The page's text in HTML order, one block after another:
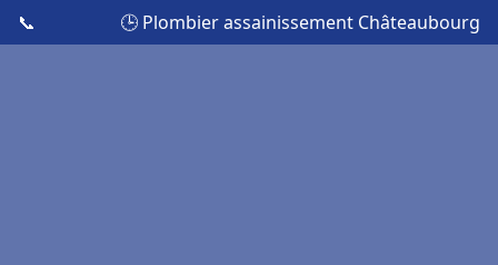
📞 🕒 Plombier assainissement Châteaubourg